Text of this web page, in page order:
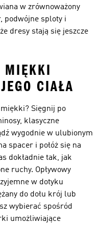
w zrównoważony
podwójne sploty i
dresy stają się jeszcze
MIĘKKI
CIAŁA
miękki? Sięgnij po
klasyczne
wygodnie w ulubionym
spacer i połóż się na
dokładnie tak, jak
ruchy. Opływowy
w dotyku
do dołu krój lub
wybierać spośród
umożliwiające